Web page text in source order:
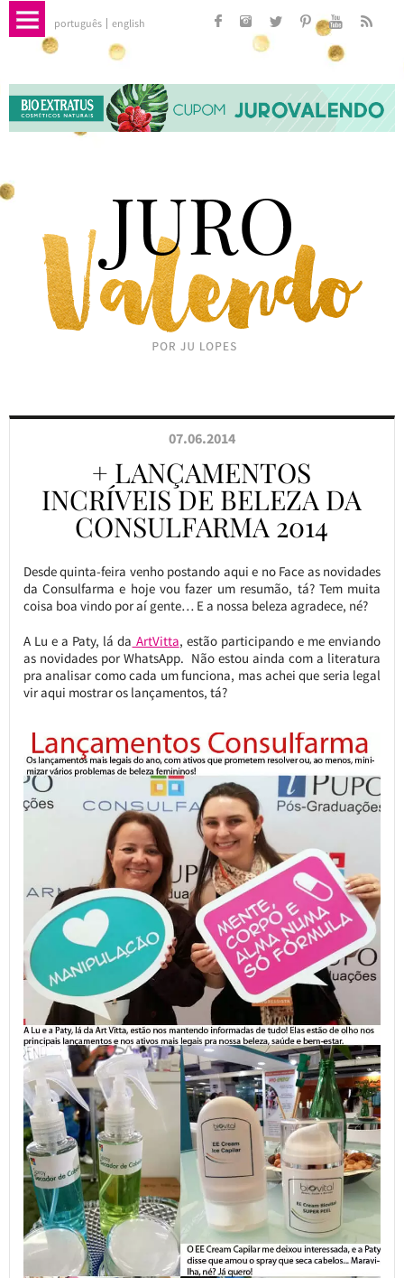
português english
07.06.2014
+ LANÇAMENTOS
INCRÍVEIS DE BELEZA DA
CONSULFARMA 2014
Desde quinta-feira venho postando aqui e no Face as novidades
da Consulfarma e hoje vou fazer um resumão, tá? Tem muita
coisa boa vindo por aí gente… E a nossa beleza agradece, né?
A Lu e a Paty, lá da ArtVitta, estão participando e me enviando
as novidades por WhatsApp. Não estou ainda com a literatura
pra analisar como cada um funciona, mas achei que seria legal
vir aqui mostrar os lançamentos, tá?